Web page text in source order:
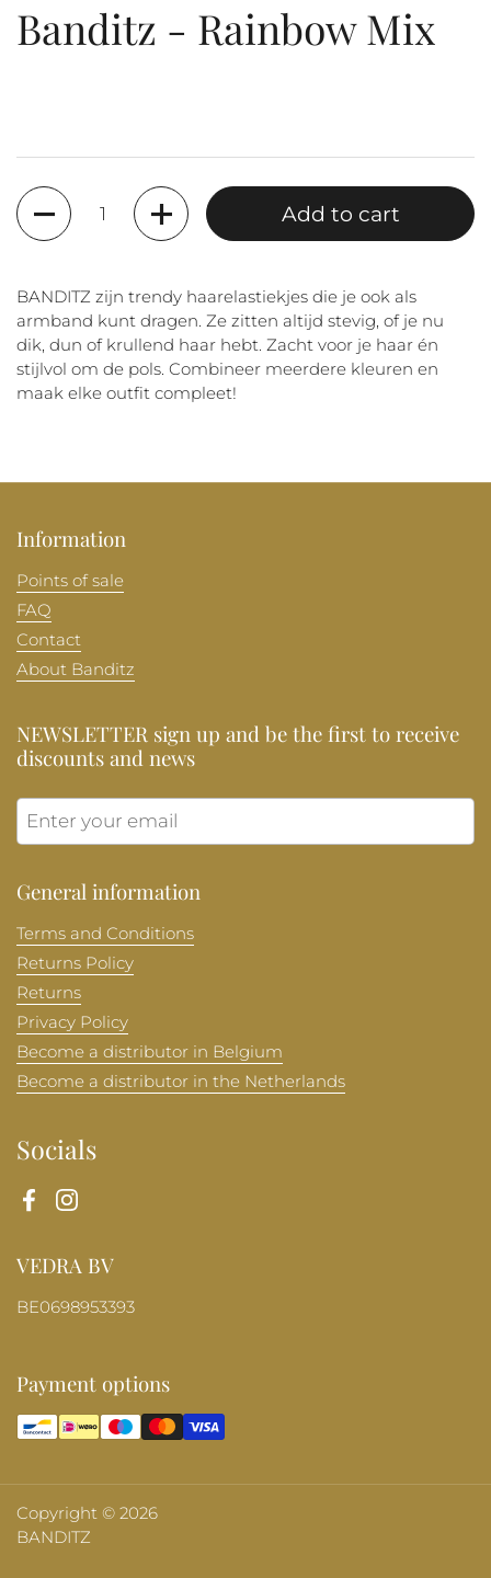
Banditz - Rainbow Mix
Quantity
Add to cart
BANDITZ zijn trendy haarelastiekjes die je ook als
armband kunt dragen. Ze zitten altijd stevig, of je nu
dik, dun of krullend haar hebt. Zacht voor je haar én
stijlvol om de pols. Combineer meerdere kleuren en
maak elke outfit compleet!
Information
Points of sale
FAQ
Contact
About Banditz
NEWSLETTER sign up and be the first to receive
discounts and news
General information
Terms and Conditions
Returns Policy
Returns
Privacy Policy
Become a distributor in Belgium
Become a distributor in the Netherlands
Socials
FacebookInstagram
VEDRA BV
BE0698953393
Payment options
Copyright © 2026
BANDITZ